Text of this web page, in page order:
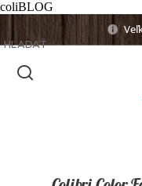
coliBLOG
HĽADAŤ